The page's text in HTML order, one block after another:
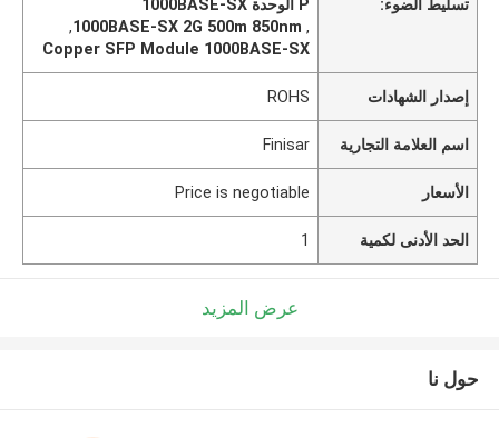
تسليط الضوء:
P الوحدة 1000BASE-SX
,
1000BASE-SX 2G 500m 850nm
,
Copper SFP Module 1000BASE-SX
إصدار الشهادات ROHS
اسم العلامة التجارية Finisar
الأسعار Price is negotiable
الحد الأدنى لكمية 1
عرض المزيد
حول نا